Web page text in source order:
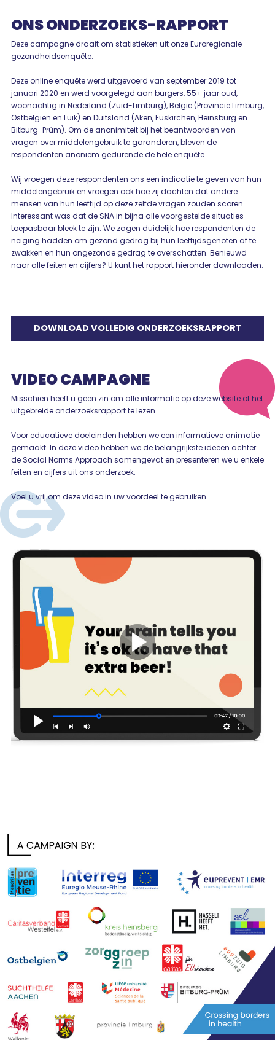
ONS ONDERZOEKS-RAPPORT
Deze campagne draait om statistieken uit onze Euroregionale
gezondheidsenquête.
Deze online enquête werd uitgevoerd van september 2019 tot
januari 2020 en werd voorgelegd aan burgers, 55+ jaar oud,
woonachtig in Nederland (Zuid-Limburg), België (Provincie Limburg,
Ostbelgien en Luik) en Duitsland (Aken, Euskirchen, Heinsburg en
Bitburg-Prüm). Om de anonimiteit bij het beantwoorden van
vragen over middelengebruik te garanderen, bleven de
respondenten anoniem gedurende de hele enquête.
Wij vroegen deze respondenten ons een indicatie te geven van hun
middelengebruik en vroegen ook hoe zij dachten dat andere
mensen van hun leeftijd op deze zelfde vragen zouden scoren.
Interessant was dat de SNA in bijna alle voorgestelde situaties
toepasbaar bleek te zijn. We zagen duidelijk hoe respondenten de
neiging hadden om gezond gedrag bij hun leeftijdsgenoten af te
zwakken en hun ongezonde gedrag te overschatten. Benieuwd
naar alle feiten en cijfers? U kunt het rapport hieronder downloaden.
DOWNLOAD VOLLEDIG ONDERZOEKSRAPPORT
VIDEO CAMPAGNE
Misschien heeft u geen zin om alle informatie op deze website of het
uitgebreide onderzoeksrapport te lezen.
Voor educatieve doeleinden hebben we een informatieve animatie
gemaakt. In deze video hebben we de belangrijkste ideeën achter
de Social Norms Approach samengevat en presenteren we u enkele
feiten en cijfers uit ons onderzoek.
Voel u vrij om deze video in uw voordeel te gebruiken.